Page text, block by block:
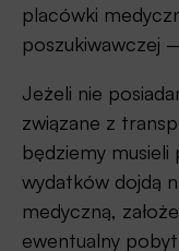
placówki
poszukiwawczej
Jeżeli nie
związane z
będziemy
wydatków dojdą
medyczną,
ewentualny